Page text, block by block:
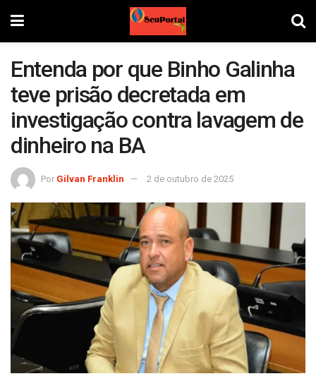
Entenda por que Binho Galinha
teve prisão decretada em
investigação contra lavagem de
dinheiro na BA
Por Gilvan Franklin 2 de outubro de 2025